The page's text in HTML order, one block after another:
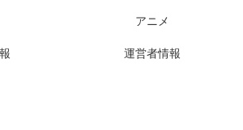
アニメ
運営者情報